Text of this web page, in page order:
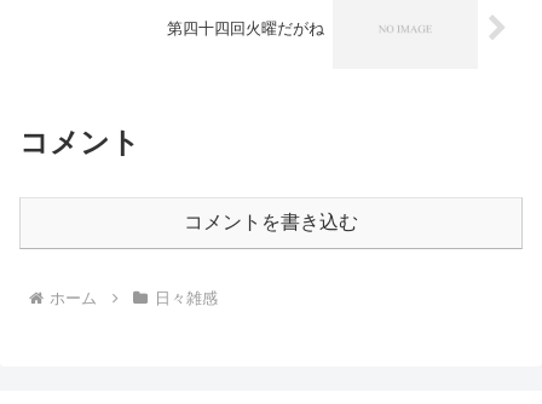
第四十四回火曜だがね
コメント
コメントを書き込む
ホーム 日々雑感